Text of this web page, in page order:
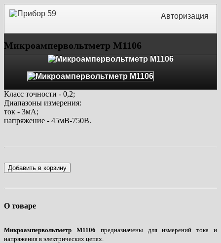
Авторизация
Микроампервольтметр М1106
Класс точности - 0,2;
Диапазоны измерения:
ток - 3мА;
напряжение - 45мВ-750В.
Добавить в корзину
О товаре
Микроампервольтметр М1106 предназначены для измерений тока и
напряжения в электрических цепях.